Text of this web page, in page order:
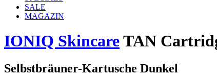
SALE
MAGAZIN
IONIQ SkincareTAN
Selbstbräuner-Kartusche Dunkel